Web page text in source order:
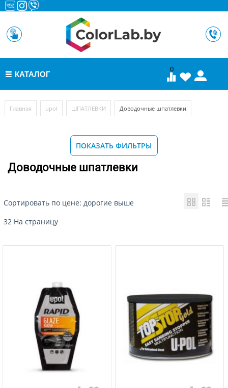
0
КАТАЛОГ
МЕНЮ
Главная upol ШПАТЛЕВКИ Доводочные шпатлевки
ПОКАЗАТЬ ФИЛЬТРЫ
Доводочные шпатлевки
Сортировать по цене: дорогие выше
32 На страницу